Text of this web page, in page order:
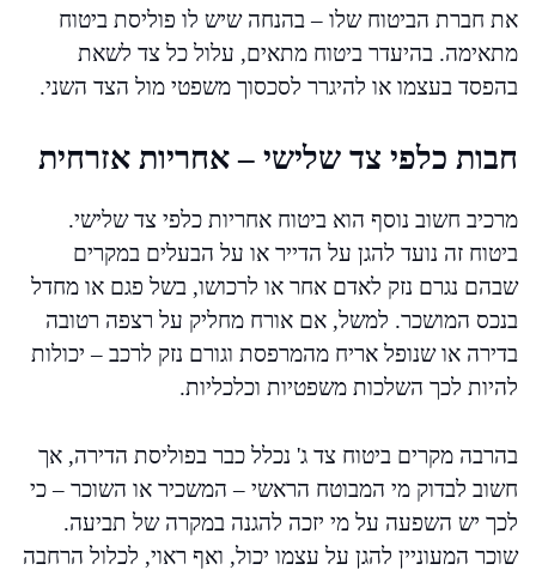
את חברת הביטוח שלו – בהנחה שיש לו פוליסת ביטוח
מתאימה. בהיעדר ביטוח מתאים, עלול כל צד לשאת
בהפסד בעצמו או להיגרר לסכסוך משפטי מול הצד השני.
חבות כלפי צד שלישי – אחריות אזרחית
מרכיב חשוב נוסף הוא ביטוח אחריות כלפי צד שלישי.
ביטוח זה נועד להגן על הדייר או על הבעלים במקרים
שבהם נגרם נזק לאדם אחר או לרכושו, בשל פגם או מחדל
בנכס המושכר. למשל, אם אורח מחליק על רצפה רטובה
בדירה או שנופל אריח מהמרפסת וגורם נזק לרכב – יכולות
להיות לכך השלכות משפטיות וכלכליות.
בהרבה מקרים ביטוח צד ג' נכלל כבר בפוליסת הדירה, אך
חשוב לבדוק מי המבוטח הראשי – המשכיר או השוכר – כי
לכך יש השפעה על מי יזכה להגנה במקרה של תביעה.
שוכר המעוניין להגן על עצמו יכול, ואף ראוי, לכלול הרחבה